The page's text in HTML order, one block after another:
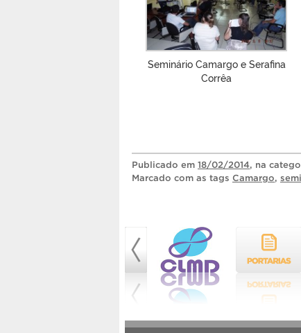
Seminário Camargo e Serafina
Corrêa
Publicado em 18/02/2014, na
Marcado com as tags Camargo,